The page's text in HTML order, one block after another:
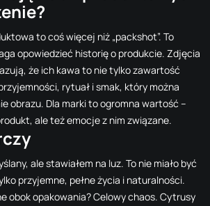
to coś więcej niż „packshot”. To
opowiedzieć historię o produkcie. Zdjęcia
że ich kawa to nie tylko zawartość
rytuał i smak, który można
obrazu. Dla marki to ogromna wartość –
ale też emocje z nim związane.
ale stawiałem na luz. To nie miało być
przyjemne, pełne życia i naturalności.
obok opakowania? Celowy chaos. Cytrusy